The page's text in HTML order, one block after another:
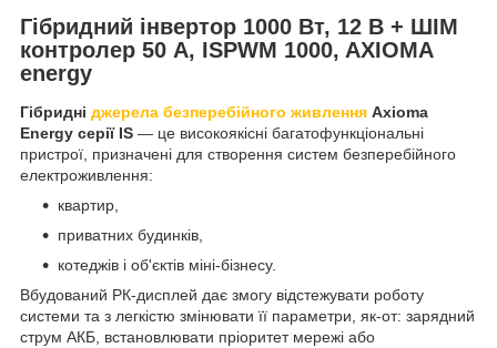
Гібридний інвертор 1000 Вт, 12 В + ШІМ
контролер 50 А, ISPWM 1000, AXIOMA
energy
Гібридні джерела безперебійного живлення Axioma
Energy серії IS — це високоякісні багатофункціональні
пристрої, призначені для створення систем безперебійного
електроживлення:
квартир,
приватних будинків,
котеджів і об'єктів міні-бізнесу.
Вбудований РК-дисплей дає змогу відстежувати роботу
системи та з легкістю змінювати її параметри, як-от: зарядний
струм АКБ, встановлювати пріоритет мережі або